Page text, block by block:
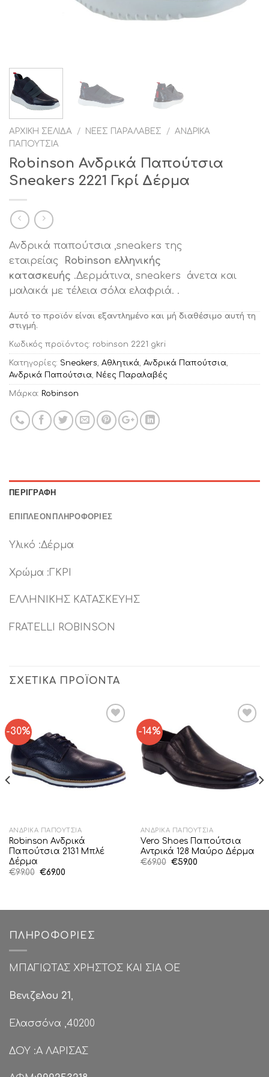
ΑΡΧΙΚΉ ΣΕΛΊΔΑ / ΝΈΕΣ ΠΑΡΑΛΑΒΈΣ / ΑΝΔΡΙΚΆ
ΠΑΠΟΎΤΣΙΑ
Robinson Ανδρικά Παπούτσια
Sneakers 2221 Γκρί Δέρμα
Ανδρικά παπούτσια ,sneakers της
εταιρείας
Robinson ελληνικής
κατασκευής .Δερμάτινα, sneakers άνετα και
μαλακά με τέλεια σόλα ελαφριά. .
Αυτό το προϊόν είναι εξαντλημένο και μή διαθέσιμο αυτή τη
στιγμή.
Κωδικός προϊόντος: robinson 2221 gkri
Κατηγορίες: Sneakers, Αθλητικά, Ανδρικά Παπούτσια,
Ανδρικά Παπούτσια, Νέες Παραλαβές
Μάρκα: Robinson
ΠΕΡΙΓΡΑΦΉ
ΕΠΙΠΛΈΟΝ ΠΛΗΡΟΦΟΡΊΕΣ
Υλικό :Δέρμα
Χρώμα :ΓΚΡΙ
ΕΛΛΗΝΙΚΗΣ ΚΑΤΑΣΚΕΥΗΣ
FRATELLI ROBINSON
ΣΧΕΤΙΚΆ ΠΡΟΪΌΝΤΑ
-30%
ΑΝΔΡΙΚΆ ΠΑΠΟΎΤΣΙΑ
Robinson Ανδρικά
Παπούτσια 2131 Mπλέ
Δέρμα
€99.00 Original
€69.00Η
-14%
ΑΝΔΡΙΚΆ ΠΑΠΟΎΤΣΙΑ
Vero Shoes Παπούτσια
Αντρικά 128 Μαύρο Δέρμα
€69.00 Original
€59.00Η
ΠΛΗΡΟΦΟΡΊΕΣ
ΜΠΑΓΙΩΤΑΣ ΧΡΗΣΤΟΣ ΚΑΙ ΣΙΑ ΟΕ
Βενιζελου 21,
Ελασσόνα ,40200
ΔΟΥ :Α ΛΑΡΙΣΑΣ